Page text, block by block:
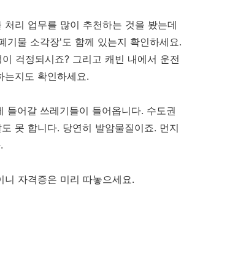
리 업무를 많이 추천하는 것을 봤는데
기물 소각장'도 함께 있는지 확인하세요.
걱정되시죠? 그리고 캐빈 내에서 운전
지도 확인하세요.
들어갈 쓰레기들이 들어옵니다. 수도권
못 합니다. 당연히 발암물질이죠. 먼지
자격증은 미리 따놓으세요.